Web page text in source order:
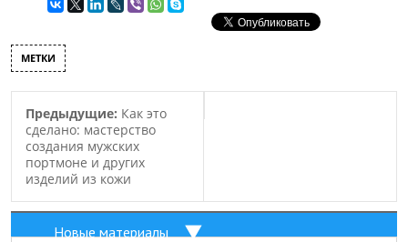
МЕТКИ
Предыдущие: Как это
сделано: мастерство
создания мужских
портмоне и других
изделий из кожи
Новые материалы